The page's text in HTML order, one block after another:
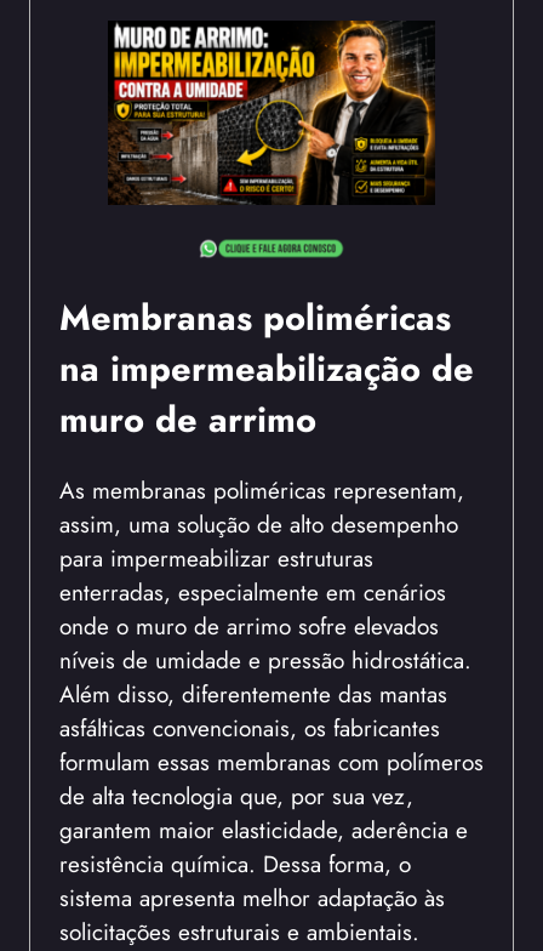
Membranas poliméricas
na impermeabilização de
muro de arrimo
As membranas poliméricas representam,
assim, uma solução de alto desempenho
para impermeabilizar estruturas
enterradas, especialmente em cenários
onde o muro de arrimo sofre elevados
níveis de umidade e pressão hidrostática.
Além disso, diferentemente das mantas
asfálticas convencionais, os fabricantes
formulam essas membranas com polímeros
de alta tecnologia que, por sua vez,
garantem maior elasticidade, aderência e
resistência química. Dessa forma, o
sistema apresenta melhor adaptação às
solicitações estruturais e ambientais.